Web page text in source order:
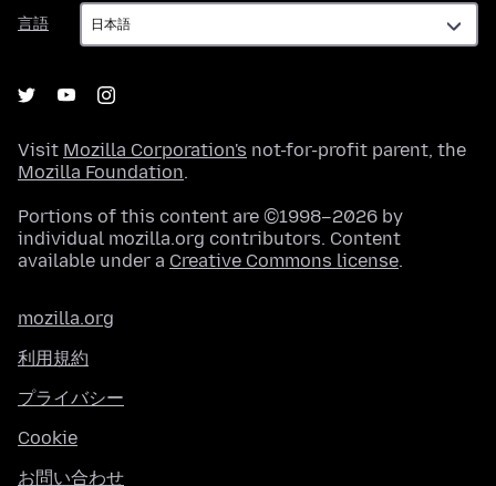
言語
言
語
Visit Mozilla Corporation's not-for-profit parent, the
Mozilla Foundation.
Portions of this content are ©1998–2026 by
individual mozilla.org contributors. Content
available under a Creative Commons license.
mozilla.org
利用規約
プライバシー
Cookie
お問い合わせ